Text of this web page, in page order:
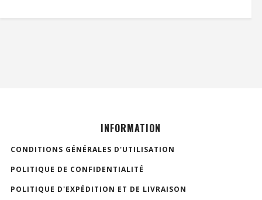
INFORMATION
CONDITIONS GÉNÉRALES D'UTILISATION
POLITIQUE DE CONFIDENTIALITÉ
POLITIQUE D'EXPÉDITION ET DE LIVRAISON